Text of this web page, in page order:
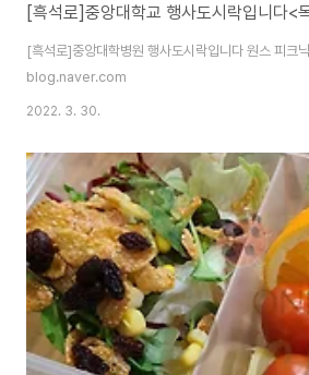
[흑석로]중앙대학병원 행사도시락입니다 원스 피크
blog.naver.com
2022. 3. 30.